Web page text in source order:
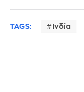
TAGS: Ινδία